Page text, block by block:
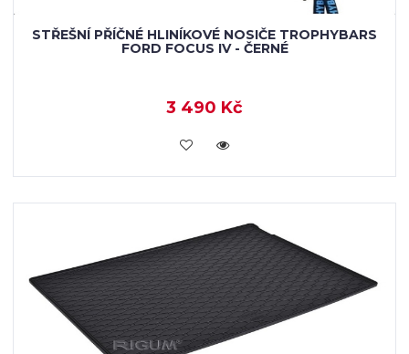
STŘEŠNÍ PŘÍČNÉ HLINÍKOVÉ NOSIČE TROPHYBARS
FORD FOCUS IV - ČERNÉ
3 490 Kč
VLOŽIT DO KOŠÍKU